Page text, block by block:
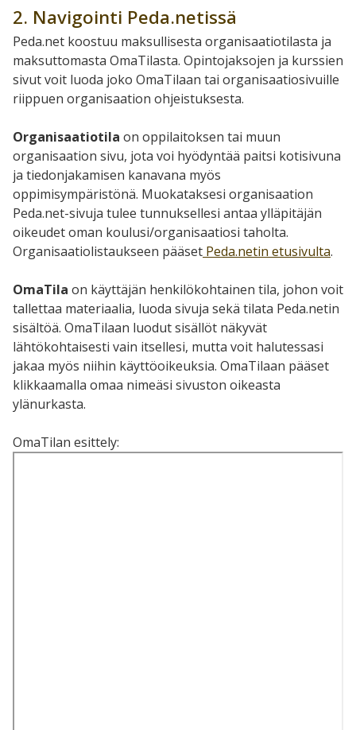
2. Navigointi Peda.netissä
Peda.net koostuu maksullisesta organisaatiotilasta ja
maksuttomasta OmaTilasta. Opintojaksojen ja kurssien
sivut voit luoda joko OmaTilaan tai organisaatiosivuille
riippuen organisaation ohjeistuksesta.
Organisaatiotila on oppilaitoksen tai muun
organisaation sivu, jota voi hyödyntää paitsi kotisivuna
ja tiedonjakamisen kanavana myös
oppimisympäristönä. Muokataksesi organisaation
Peda.net-sivuja tulee tunnuksellesi antaa ylläpitäjän
oikeudet oman koulusi/organisaatiosi taholta.
Organisaatiolistaukseen pääset Peda.netin etusivulta.
OmaTila on käyttäjän henkilökohtainen tila, johon voit
tallettaa materiaalia, luoda sivuja sekä tilata Peda.netin
sisältöä. OmaTilaan luodut sisällöt näkyvät
lähtökohtaisesti vain itsellesi, mutta voit halutessasi
jakaa myös niihin käyttöoikeuksia. OmaTilaan pääset
klikkaamalla omaa nimeäsi sivuston oikeasta
ylänurkasta.
OmaTilan esittely: